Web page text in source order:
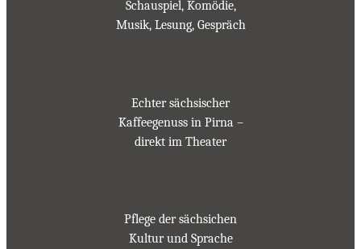
Schauspiel, Komödie,
Musik, Lesung, Gespräch
Echter sächsischer
Kaffeegenuss in Pirna –
direkt im Theater
Pflege der sächsichen
Kultur und Sprache